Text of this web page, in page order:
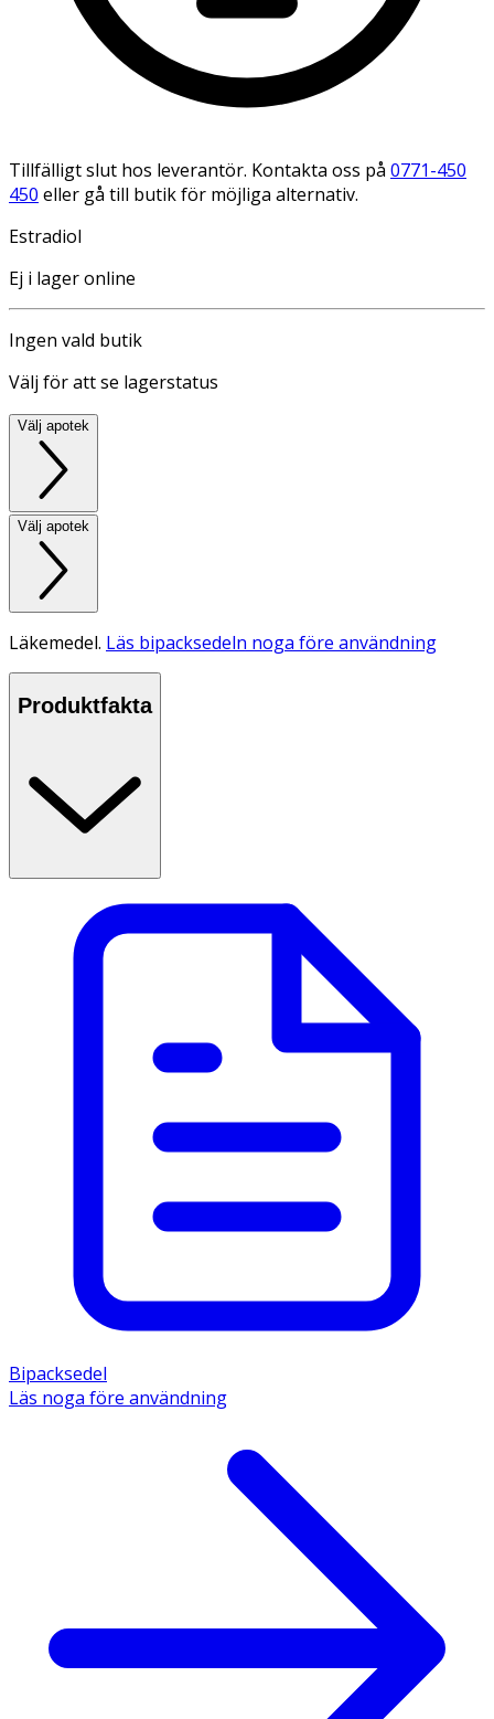
Tillfälligt slut hos leverantör. Kontakta oss på 0771-450
450 eller gå till butik för möjliga alternativ.
Estradiol
Ej i lager online
Ingen vald butik
Välj för att se lagerstatus
Välj apotek
Välj apotek
Läkemedel. Läs bipacksedeln noga före användning
Produktfakta
Bipacksedel
Läs noga före användning